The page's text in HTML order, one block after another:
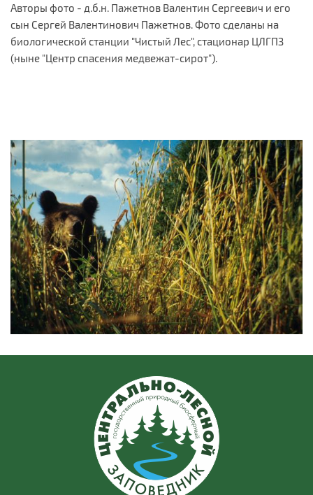
Авторы фото - д.б.н. Пажетнов Валентин Сергеевич и его
сын Сергей Валентинович Пажетнов. Фото сделаны на
биологической станции "Чистый Лес", стационар ЦЛГПЗ
(ныне "Центр спасения медвежат-сирот").